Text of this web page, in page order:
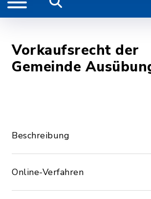
Vorkaufsrecht der
Gemeinde
Beschreibung
Online-Verfahren